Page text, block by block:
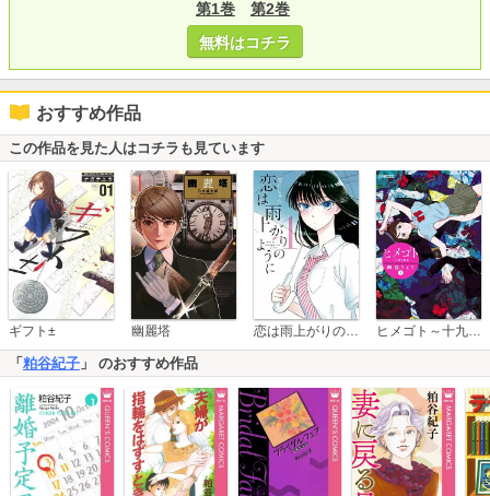
第1巻
第2巻
無料はコチラ
おすすめ作品
この作品を見た人はコチラも見ています
ギフト± 幽麗塔 恋は雨上がりのように ヒメゴト～十九歳の制服～
「 粕谷紀子 」 のおすすめ作品